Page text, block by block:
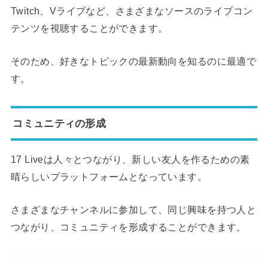
Twitch、Vライブなど、さまざまなソースのライブコン
テンツを視聴することができます。
そのため、好きなトピックの最新動向を知るのに最適で
す。
コミュニティの形成
17 Liveは人々とつながり、新しい友人を作るための素
晴らしいプラットフォームとなっています。
さまざまなチャンネルに参加して、同じ興味を持つ人と
つながり、コミュニティを形成することができます。